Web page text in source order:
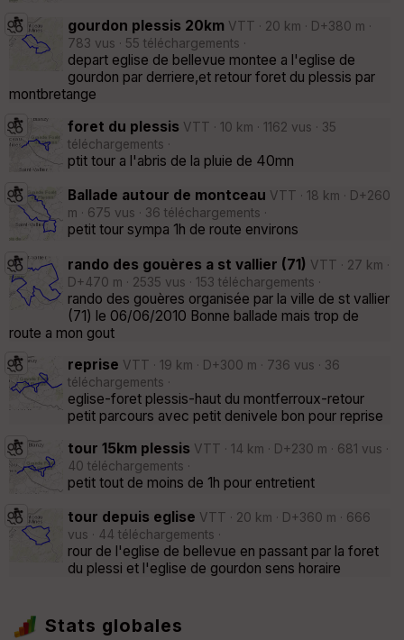
gourdon plessis 20km VTT · 20 km · D+380 m ·
783 vus · 55 téléchargements ·
depart eglise de bellevue montee a l'eglise de
gourdon par derriere,et retour foret du plessis par
montbretange
foret du plessis VTT · 10 km · 1162 vus · 35
téléchargements ·
ptit tour a l'abris de la pluie de 40mn
Ballade autour de montceau VTT · 18 km · D+260
m · 675 vus · 36 téléchargements ·
petit tour sympa 1h de route environs
rando des gouères a st vallier (71) VTT · 27 km ·
D+470 m · 2535 vus · 153 téléchargements ·
rando des gouères organisée par la ville de st vallier
(71) le 06/06/2010 Bonne ballade mais trop de
route a mon gout
reprise VTT · 19 km · D+300 m · 736 vus · 36
téléchargements ·
eglise-foret plessis-haut du montferroux-retour
petit parcours avec petit denivele bon pour reprise
tour 15km plessis VTT · 14 km · D+230 m · 681 vus ·
40 téléchargements ·
petit tout de moins de 1h pour entretient
tour depuis eglise VTT · 20 km · D+360 m · 666
vus · 44 téléchargements ·
rour de l'eglise de bellevue en passant par la foret
du plessi et l'eglise de gourdon sens horaire
Stats globales